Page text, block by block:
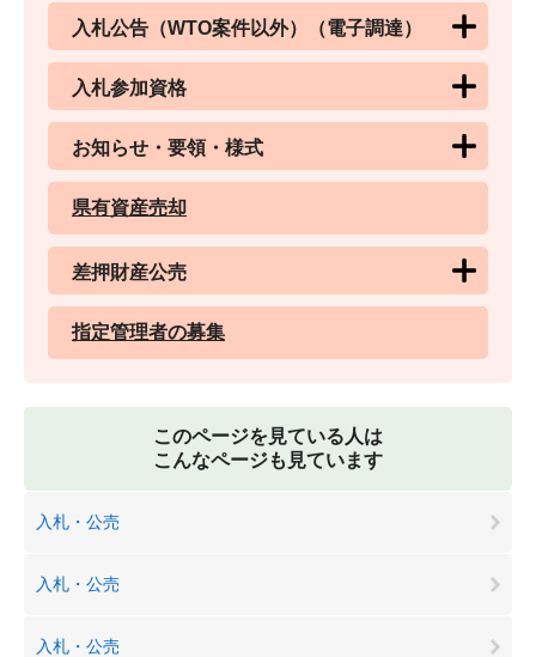
入札公告（WTO案件以外）（電子調達）
入札参加資格
お知らせ・要領・様式
県有資産売却
差押財産公売
指定管理者の募集
このページを見ている人は
こんなページも見ています
入札・公売
入札・公売
入札・公売